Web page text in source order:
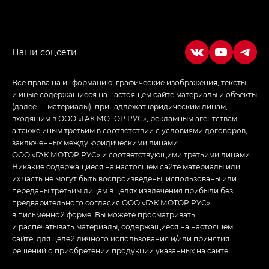
Джи Ти — GT, Джи Икс — GX,
Empow — Эмпау (Empow) в комплектации
в спортивном стиле — GL(S-Style)
Все права на информацию, графические изображения, тексты
и иные содержащиеся на настоящем сайте материалы и объекты
(далее — материалы), принадлежат юридическим лицам,
входящим в ООО «ГАК МОТОР РУС», рекламным агентствам,
а также иным третьим в соответствии с условиями договоров,
заключенных между юридическими лицами
ООО «ГАК МОТОР РУС» и соответствующими третьими лицами.
Никакие содержащиеся на настоящем сайте материалы или
их часть не могут быть воспроизведены, использованы или
переданы третьим лицам в целях извлечения прибыли без
предварительного согласия ООО «ГАК МОТОР РУС»
в письменной форме. Вы можете просматривать
и распечатывать материалы, содержащиеся на настоящем
сайте, для целей личного использования и/или принятия
решений о приобретении продукции указанных на сайте.